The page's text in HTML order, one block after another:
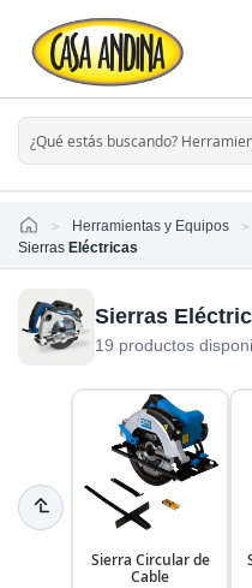
HomeHerramientas y Equipos
Sierras Eléctricas
Sierras
19 productos
Sierra Circular de
Cable